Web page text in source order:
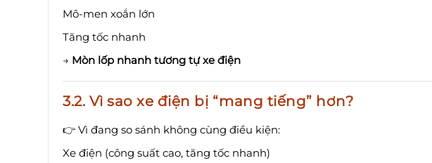
Mô-men xoắn lớn
Tăng tốc nhanh
→ Mòn lốp nhanh tương tự xe điện
3.2. Vì sao xe điện bị “mang tiếng” hơn?
👉 Vì đang so sánh không cùng điều kiện:
Xe điện (công suất cao, tăng tốc nhanh)